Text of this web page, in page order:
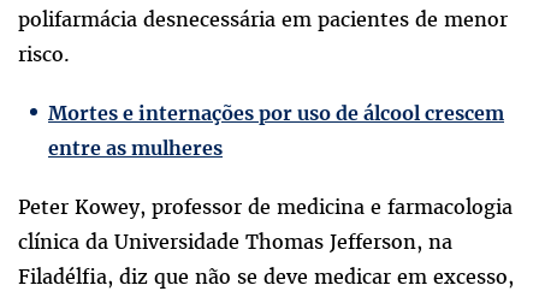
polifarmácia desnecessária em pacientes de menor
risco.
Mortes e internações por uso de álcool crescem
entre as mulheres
Peter Kowey, professor de medicina e farmacologia
clínica da Universidade Thomas Jefferson, na
Filadélfia, diz que não se deve medicar em excesso,